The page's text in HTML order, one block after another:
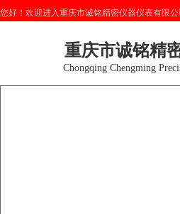
您好！欢迎进入重庆市诚铭精密仪器仪表有限公
重庆市诚铭精
Chongqing Chengming